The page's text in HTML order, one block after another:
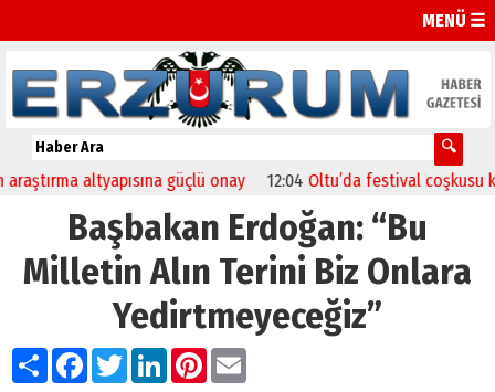
MENÜ ☰
altyapısına güçlü onay 12:04 Oltu’da festival coşkusu
Başbakan Erdoğan: “Bu
Milletin Alın Terini Biz Onlara
Yedirtmeyeceğiz”
PaylaşFacebook
TwitterLinkedIn
Pinterest
Email